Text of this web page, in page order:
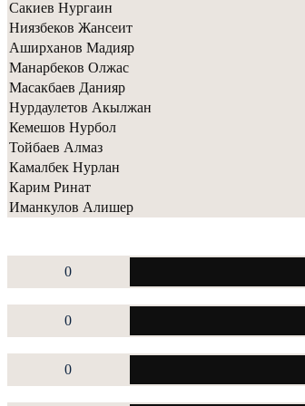
Сакиев Нургаин
Ниязбеков Жансеит
Аширханов Мадияр
Манарбеков Олжас
Масакбаев Данияр
Нурдаулетов Акылжан
Кемешов Нурбол
Тойбаев Алмаз
Камалбек Нурлан
Карим Ринат
Иманкулов Алишер
0
0
0